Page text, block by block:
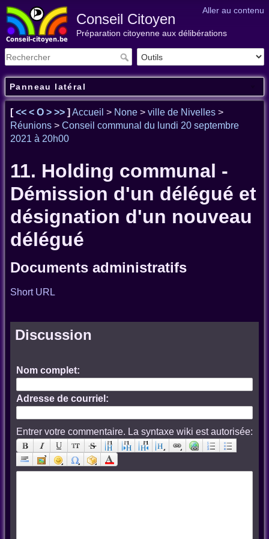
Aller au contenu
Conseil Citoyen
Préparation citoyenne aux délibérations
Panneau latéral
[<< < O > >> ] Accueil > None > ville de Nivelles >
Réunions > Conseil communal du lundi 20 septembre
2021 à 20h00
11. Holding communal -
Démission d'un délégué et
désignation d'un nouveau
délégué
Documents administratifs
Short URL
Discussion
Nom complet:
Adresse de courriel:
Entrer votre commentaire. La syntaxe wiki est autorisée: